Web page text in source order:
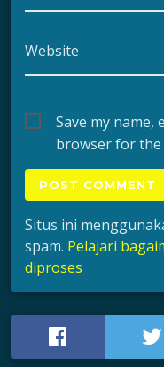
Website
Save my name,
browser for the
Situs ini
spam. Pelajari
diproses